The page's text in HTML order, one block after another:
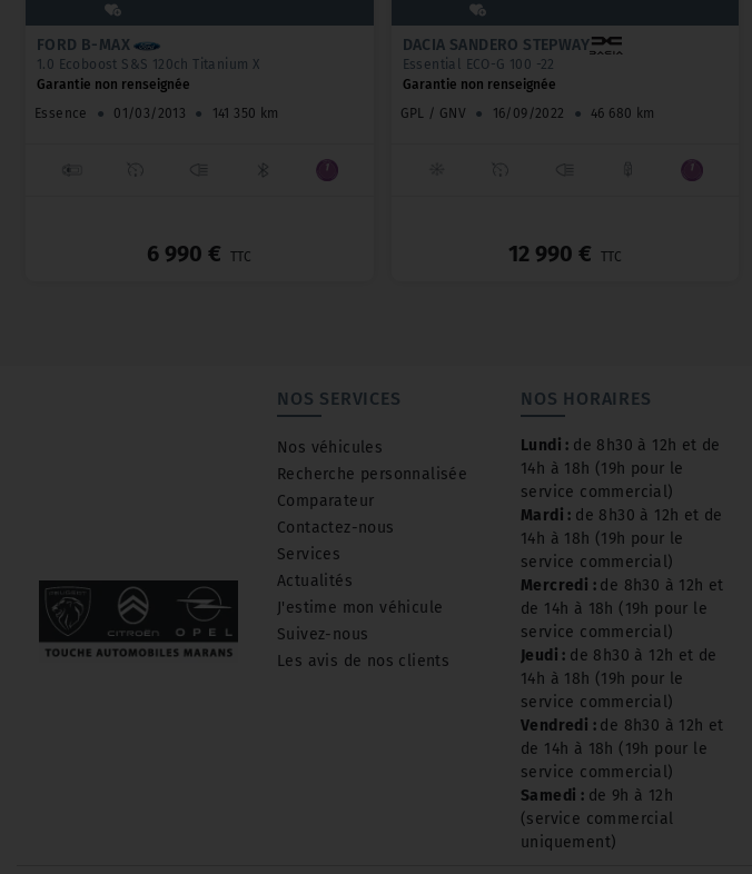
FORD B-MAX
1.0 Ecoboost S&S 120ch Titanium X
Garantie non renseignée
Essence
● 01/03/2013 ● 141 350 km
6 990 € TTC
DACIA SANDERO STEPWAY
Essential ECO-G 100 -22
Garantie non renseignée
GPL / GNV
● 16/09/2022 ● 46 680 km
12 990 € TTC
NOS SERVICES
Nos véhicules
Recherche personnalisée
Comparateur
Contactez-nous
Services
Actualités
J'estime mon véhicule
Suivez-nous
Les avis de nos clients
NOS HORAIRES
Lundi : de 8h30 à 12h et de
14h à 18h (19h pour le
service commercial)
Mardi : de 8h30 à 12h et de
14h à 18h (19h pour le
service commercial)
Mercredi : de 8h30 à 12h et
de 14h à 18h (19h pour le
service commercial)
Jeudi : de 8h30 à 12h et de
14h à 18h (19h pour le
service commercial)
Vendredi : de 8h30 à 12h et
de 14h à 18h (19h pour le
service commercial)
Samedi : de 9h à 12h
(service commercial
uniquement)